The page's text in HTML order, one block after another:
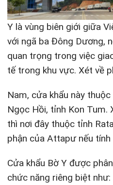
Y là vùng biên giới giữa
với ngã ba Đông Dương,
quan trọng trong việc
tế trong khu vực. Xét về
Nam, cửa khẩu này
Ngọc Hồi, tỉnh Kon Tum.
thì nơi đây thuộc tỉnh
phận của Attapư nếu
Cửa khẩu Bờ Y được
chức năng riêng biệt như: